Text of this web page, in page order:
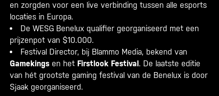
en zorgden voor een live verbinding tussen alle esports
locaties in Europa.
De WESG Benelux qualifier georganiseerd met een
prijzenpot van $10.000.
Festival Director, bij Blammo Media, bekend van
Gamekings en het Firstlook Festival. De laatste editie
van hét grootste gaming festival van de Benelux is door
Sjaak georganiseerd.